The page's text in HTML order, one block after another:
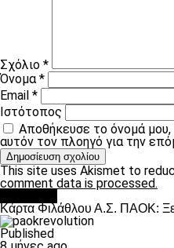
Σχόλιο *
Όνομα*
Email *
Ιστότοπος
Αποθήκευσε το όνομά μου,
αυτόν τον πλοηγό για την
This site uses Akismet to
comment data is processed.
Κάρτα Φιλάθλου Α.Σ. ΠΑΟΚ:
Published